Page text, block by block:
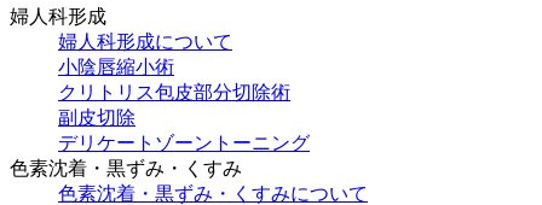
婦人科形成
婦人科形成について
小陰唇縮小術
クリトリス包皮部分切除術
副皮切除
デリケートゾーントーニング
色素沈着・黒ずみ・くすみ
色素沈着・黒ずみ・くすみについて